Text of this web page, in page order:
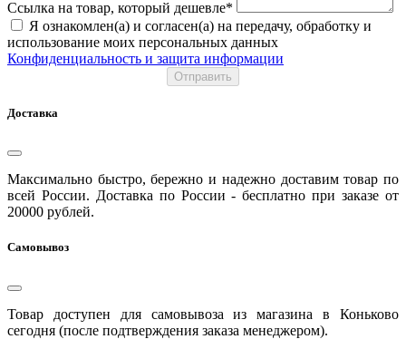
Ссылка на товар, который дешевле*
Я ознакомлен(а) и согласен(а) на передачу, обработку и
использование моих персональных данных
Конфиденциальность и защита информации
Отправить
Доставка
Максимально быстро, бережно и надежно доставим товар по
всей России. Доставка по России - бесплатно при заказе от
20000 рублей.
Самовывоз
Товар доступен для самовывоза из магазина в Коньково
сегодня (после подтверждения заказа менеджером).